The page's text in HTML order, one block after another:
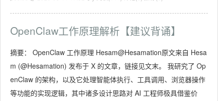
OpenClaw工作原理解析【建议背诵】
摘要： OpenClaw 工作原理 Hesam@Hesamation原文来自 Hesa
m (@Hesamation) 发布于 X 的文章，链接见文末。 我研究了 Op
enClaw 的架构，以及它处理智能体执行、工具调用、浏览器操作
等功能的实现逻辑，其中诸多设计思路对 AI 工程师极具借鉴价